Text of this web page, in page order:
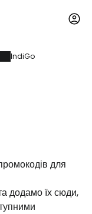
IndiGo
для
додамо їх сюди,